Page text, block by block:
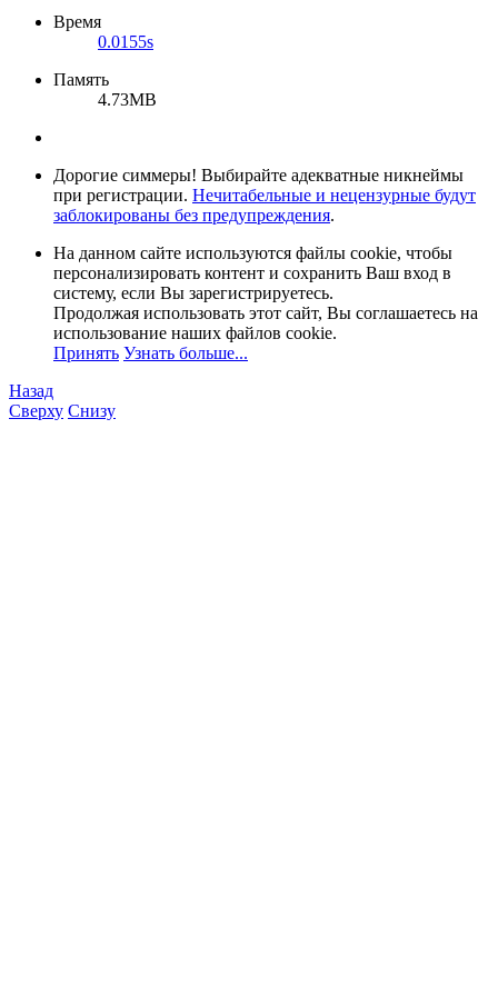
Время
0.0155s
Память
4.73MB
Дорогие симмеры! Выбирайте адекватные никнеймы
при регистрации. Нечитабельные и нецензурные будут
заблокированы без предупреждения.
На данном сайте используются файлы cookie, чтобы
персонализировать контент и сохранить Ваш вход в
систему, если Вы зарегистрируетесь.
Продолжая использовать этот сайт, Вы соглашаетесь на
использование наших файлов cookie.
Принять Узнать больше...
Назад
Сверху Снизу